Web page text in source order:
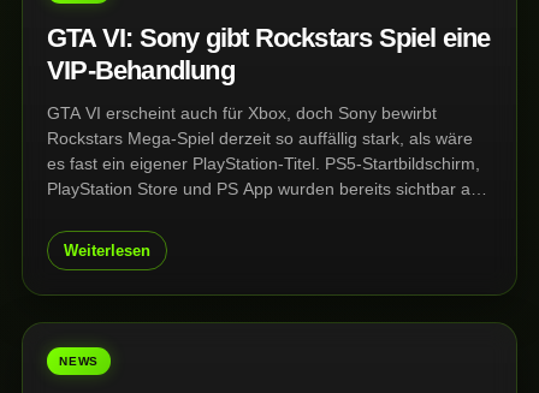
GTA VI: Sony gibt Rockstars Spiel eine
VIP-Behandlung
GTA VI erscheint auch für Xbox, doch Sony bewirbt
Rockstars Mega-Spiel derzeit so auffällig stark, als wäre
es fast ein eigener PlayStation-Titel. PS5-Startbildschirm,
PlayStation Store und PS App wurden bereits sichtbar auf
wichtigste Version.
Weiterlesen
NEWS